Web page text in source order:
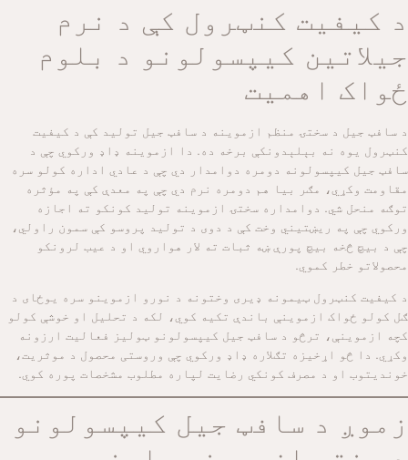
د کیفیت کنټرول کې د نرم
جیلاتین کیپسولونو د بلوم
ځواک اهمیت
د سافټ جیل د سختۍ منظم ازموینه د سافټ جیل تولید کې د کیفیت
کنټرول یوه نه بېلېدونکې برخه ده. دا ازموینه ډاډ ورکوي چې د
سافټ جیل کیپسولونه دومره دوامدار دي چې د عادي اداره کولو سره
مقاومت وکړي، مګر بیا هم دومره نرم دي چې په معدې کې په مؤثره
توګه منحل شي. دوامداره سختۍ ازموینه تولید کونکو ته اجازه
ورکوي چې په ریښتیني وخت کې د دوی د تولید پروسو کې سمون راولي،
چې د بیچ څخه بیچ پورې ښه ثبات ته لار هواروي او د عیب لرونکو
محصولاتو خطر کموي.
د کیفیت کنټرول ټیمونه ډیری وختونه د نورو ازموینو سره یوځای د
ګل کولو ځواک ازموینې باندې تکیه کوي، لکه د تحلیل او خوشې کولو
کچه ازموینې، ترڅو د سافټ جیل کیپسولونو ټولیز فعالیت ارزونه
وکړي. دا څو اړخیزه تګلاره ډاډ ورکوي چې وروستی محصول د موثریت،
خوندیتوب او د مصرف کونکي رضایت لپاره مطلوب مشخصات پوره کوي.
زموږ د سافټ جیل کیپسولونو